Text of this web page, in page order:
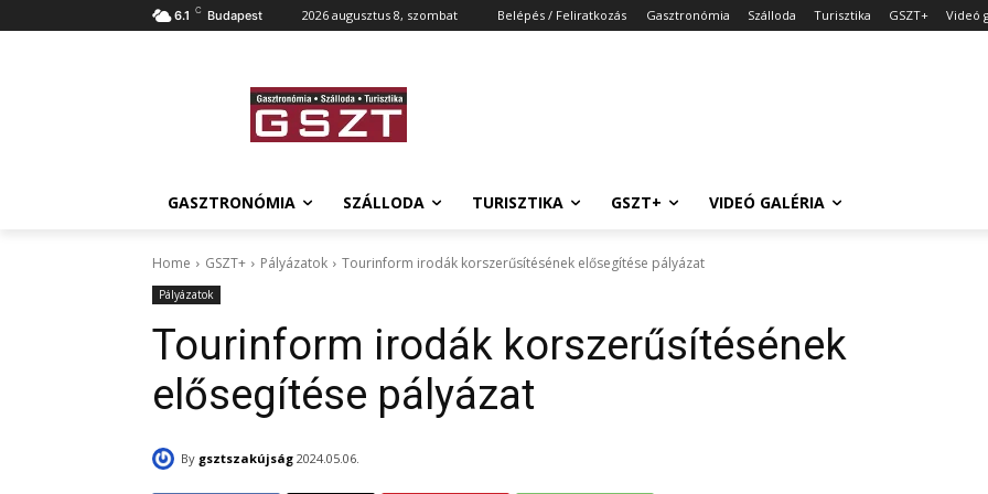
6.1 C Budapest 2026 augusztus 8, szombat Belépés / Feliratkozás Gasztronómia Szálloda Turisztika GSZT+ Videó
GASZTRONÓMIA SZÁLLODA TURISZTIKA GSZT+ VIDEÓ GALÉRIA
Home GSZT+ Pályázatok Tourinform irodák korszerűsítésének elősegítése pályázat
Pályázatok
Tourinform irodák korszerűsítésének
elősegítése pályázat
By gsztszakújság 2024.05.06.